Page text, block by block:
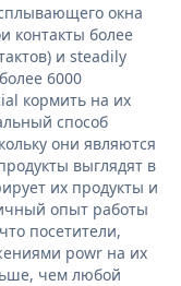
окна
контакты более
и steadily
6000
кормить на их
способ
они являются
выглядят в
их продукты и
опыт работы
посетители,
powr на их
чем любой